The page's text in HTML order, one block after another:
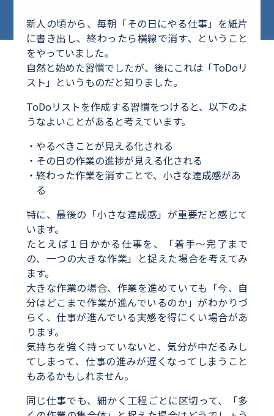
新人の頃から、毎朝「その日にやる仕事」を紙片
に書き出し、終わったら横線で消す、ということ
をやっていました。
自然と始めた習慣でしたが、後にこれは「ToDoリ
スト」というものだと知りました。
ToDoリストを作成する習慣をつけると、以下のよ
うなよいことがあると考えています。
やるべきことが見える化される
その日の作業の進捗が見える化される
終わった作業を消すことで、小さな達成感があ
る
特に、最後の「小さな達成感」が重要だと感じて
います。
たとえば１日かかる仕事を、「着手～完了まで
の、一つの大きな作業」と捉えた場合を考えてみ
ます。
大きな作業の場合、作業を進めていても「今、自
分はどこまで作業が進んでいるのか」がわかりづ
らく、仕事が進んでいる実感を得にくい場合があ
ります。
気持ちを強く持っていないと、気分が中だるみし
てしまって、仕事の進みが遅くなってしまうこと
もあるかもしれません。
同じ仕事でも、細かく工程ごとに区切って、「多